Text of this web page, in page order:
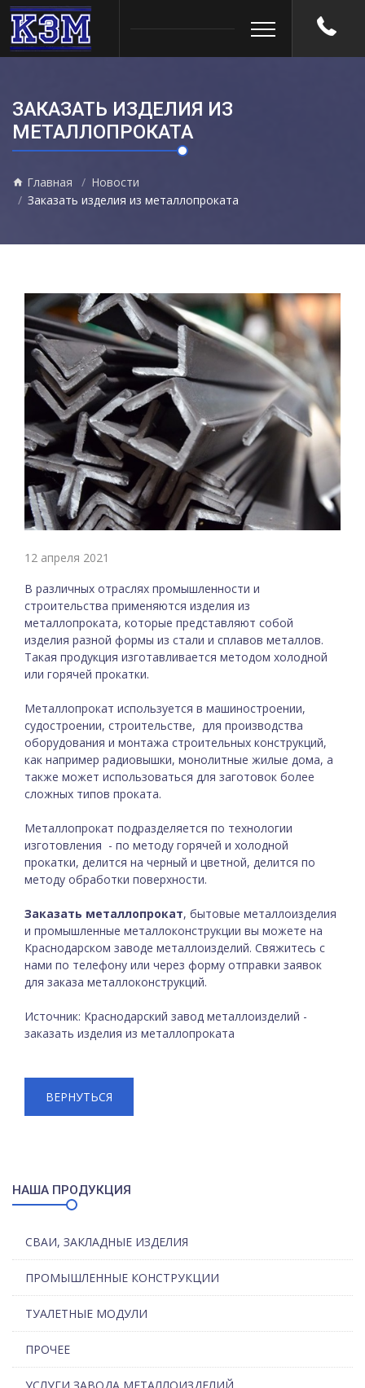
ЗАКАЗАТЬ ИЗДЕЛИЯ ИЗ
МЕТАЛЛОПРОКАТА
Главная
Новости
Заказать изделия из металлопроката
12 апреля 2021
В различных отраслях промышленности и
строительства применяются изделия из
металлопроката, которые представляют собой
изделия разной формы из стали и сплавов металлов.
Такая продукция изготавливается методом холодной
или горячей прокатки.
Металлопрокат используется в машиностроении,
судостроении, строительстве, для производства
оборудования и монтажа строительных конструкций,
как например радиовышки, монолитные жилые дома, а
также может использоваться для заготовок более
сложных типов проката.
Металлопрокат подразделяется по технологии
изготовления - по методу горячей и холодной
прокатки, делится на черный и цветной, делится по
методу обработки поверхности.
Заказать металлопрокат, бытовые металлоизделия
и промышленные металлоконструкции вы можете на
Краснодарском заводе металлоизделий. Свяжитесь с
нами по телефону или через форму отправки заявок
для заказа металлоконструкций.
Источник: Краснодарский завод металлоизделий -
заказать изделия из металлопроката
ВЕРНУТЬСЯ
НАША ПРОДУКЦИЯ
СВАИ, ЗАКЛАДНЫЕ ИЗДЕЛИЯ
ПРОМЫШЛЕННЫЕ КОНСТРУКЦИИ
ТУАЛЕТНЫЕ МОДУЛИ
ПРОЧЕЕ